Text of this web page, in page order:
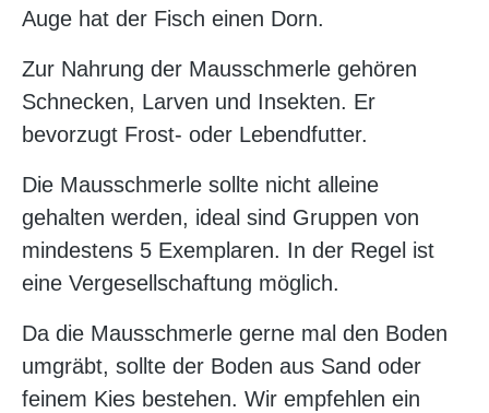
Auge hat der Fisch einen Dorn.
Zur Nahrung der Mausschmerle gehören
Schnecken, Larven und Insekten. Er
bevorzugt Frost- oder Lebendfutter.
Die Mausschmerle sollte nicht alleine
gehalten werden, ideal sind Gruppen von
mindestens 5 Exemplaren. In der Regel ist
eine Vergesellschaftung möglich.
Da die Mausschmerle gerne mal den Boden
umgräbt, sollte der Boden aus Sand oder
feinem Kies bestehen. Wir empfehlen ein